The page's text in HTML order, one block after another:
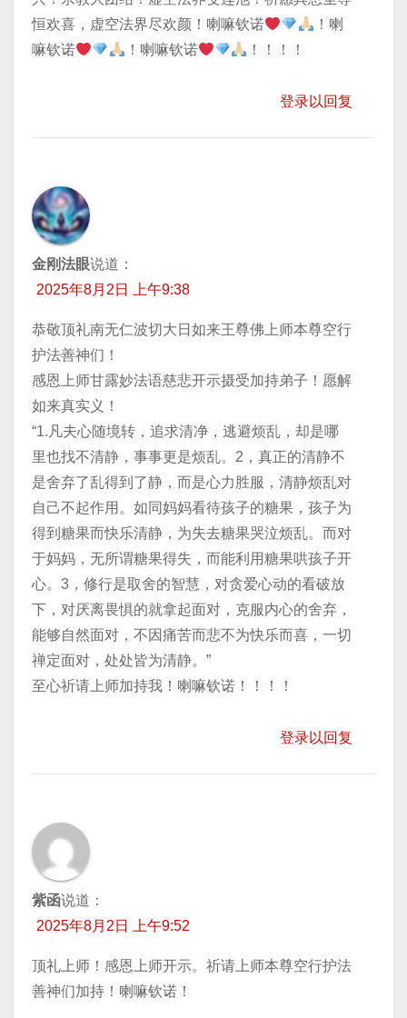
恒欢喜，虚空法界尽欢颜！喇嘛钦诺
！喇
嘛钦诺
！喇嘛钦诺 ！！！！
登录以回复
金刚法眼说道：
2025年8月2日 上午9:38
恭敬顶礼南无仁波切大日如来王尊佛上师本尊空行
护法善神们！
​感恩上师甘露妙法语慈悲开示摄受加持弟子！愿解
如来真实义！
​“1.凡夫心随境转，追求清净，逃避烦乱，却是哪
里也找不清静，事事更是烦乱。2，真正的清静不
是舍弃了乱得到了静，而是心力胜服，清静烦乱对
自己不起作用。如同妈妈看待孩子的糖果，孩子为
得到糖果而快乐清静，为失去糖果哭泣烦乱。而对
于妈妈，无所谓糖果得失，而能利用糖果哄孩子开
心。3，修行是取舍的智慧，对贪爱心动的看破放
下，对厌离畏惧的就拿起面对，克服内心的舍弃，
能够自然面对，不因痛苦而悲不为快乐而喜，一切
禅定面对，处处皆为清静。”
​至心祈请上师加持我！喇嘛钦诺！！！！
登录以回复
紫函说道：
2025年8月2日 上午9:52
顶礼上师！感恩上师开示。祈请上师本尊空行护法
善神们加持！喇嘛钦诺！